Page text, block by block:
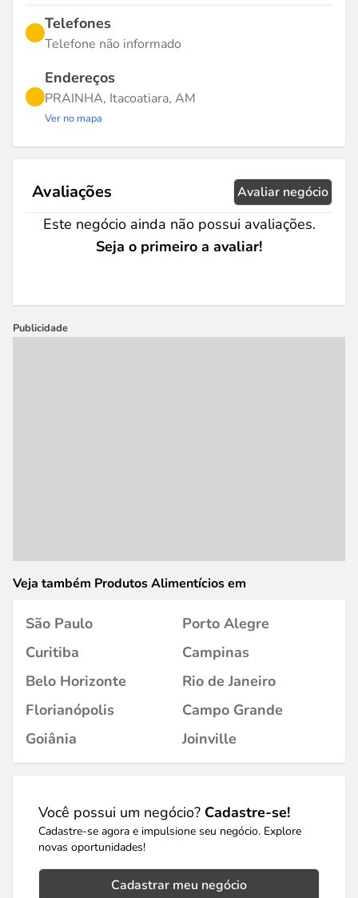
Telefones
Telefone não informado
Endereços
PRAINHA, Itacoatiara, AM
Ver no mapa
Avaliações Avaliar negócio
Este negócio ainda não possui avaliações.
Seja o primeiro a avaliar!
Publicidade
Veja também Produtos Alimentícios em
São Paulo
Porto Alegre
Curitiba
Campinas
Belo Horizonte
Rio de Janeiro
Florianópolis
Campo Grande
Goiânia
Joinville
Você possui um negócio? Cadastre-se!
Cadastre-se agora e impulsione seu negócio. Explore
novas oportunidades!
Cadastrar meu negócio